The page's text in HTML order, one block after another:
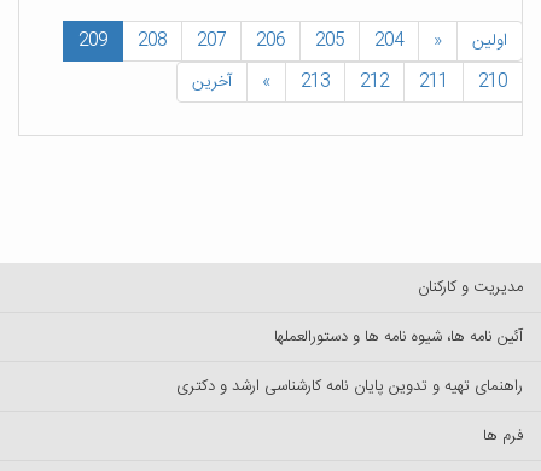
اولین «
204
205
206
207
208
209
210
211
212
213
» آخرین
مدیریت و کارکنان
آئین نامه ها، شیوه نامه ها و دستورالعملها
راهنمای تهیه و تدوین پایان نامه کارشناسی ارشد و دکتری
فرم ها